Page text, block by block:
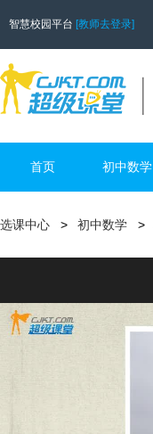
智慧校园平台 [教师去登录]
首页 初中数学
选课中心 初中数学